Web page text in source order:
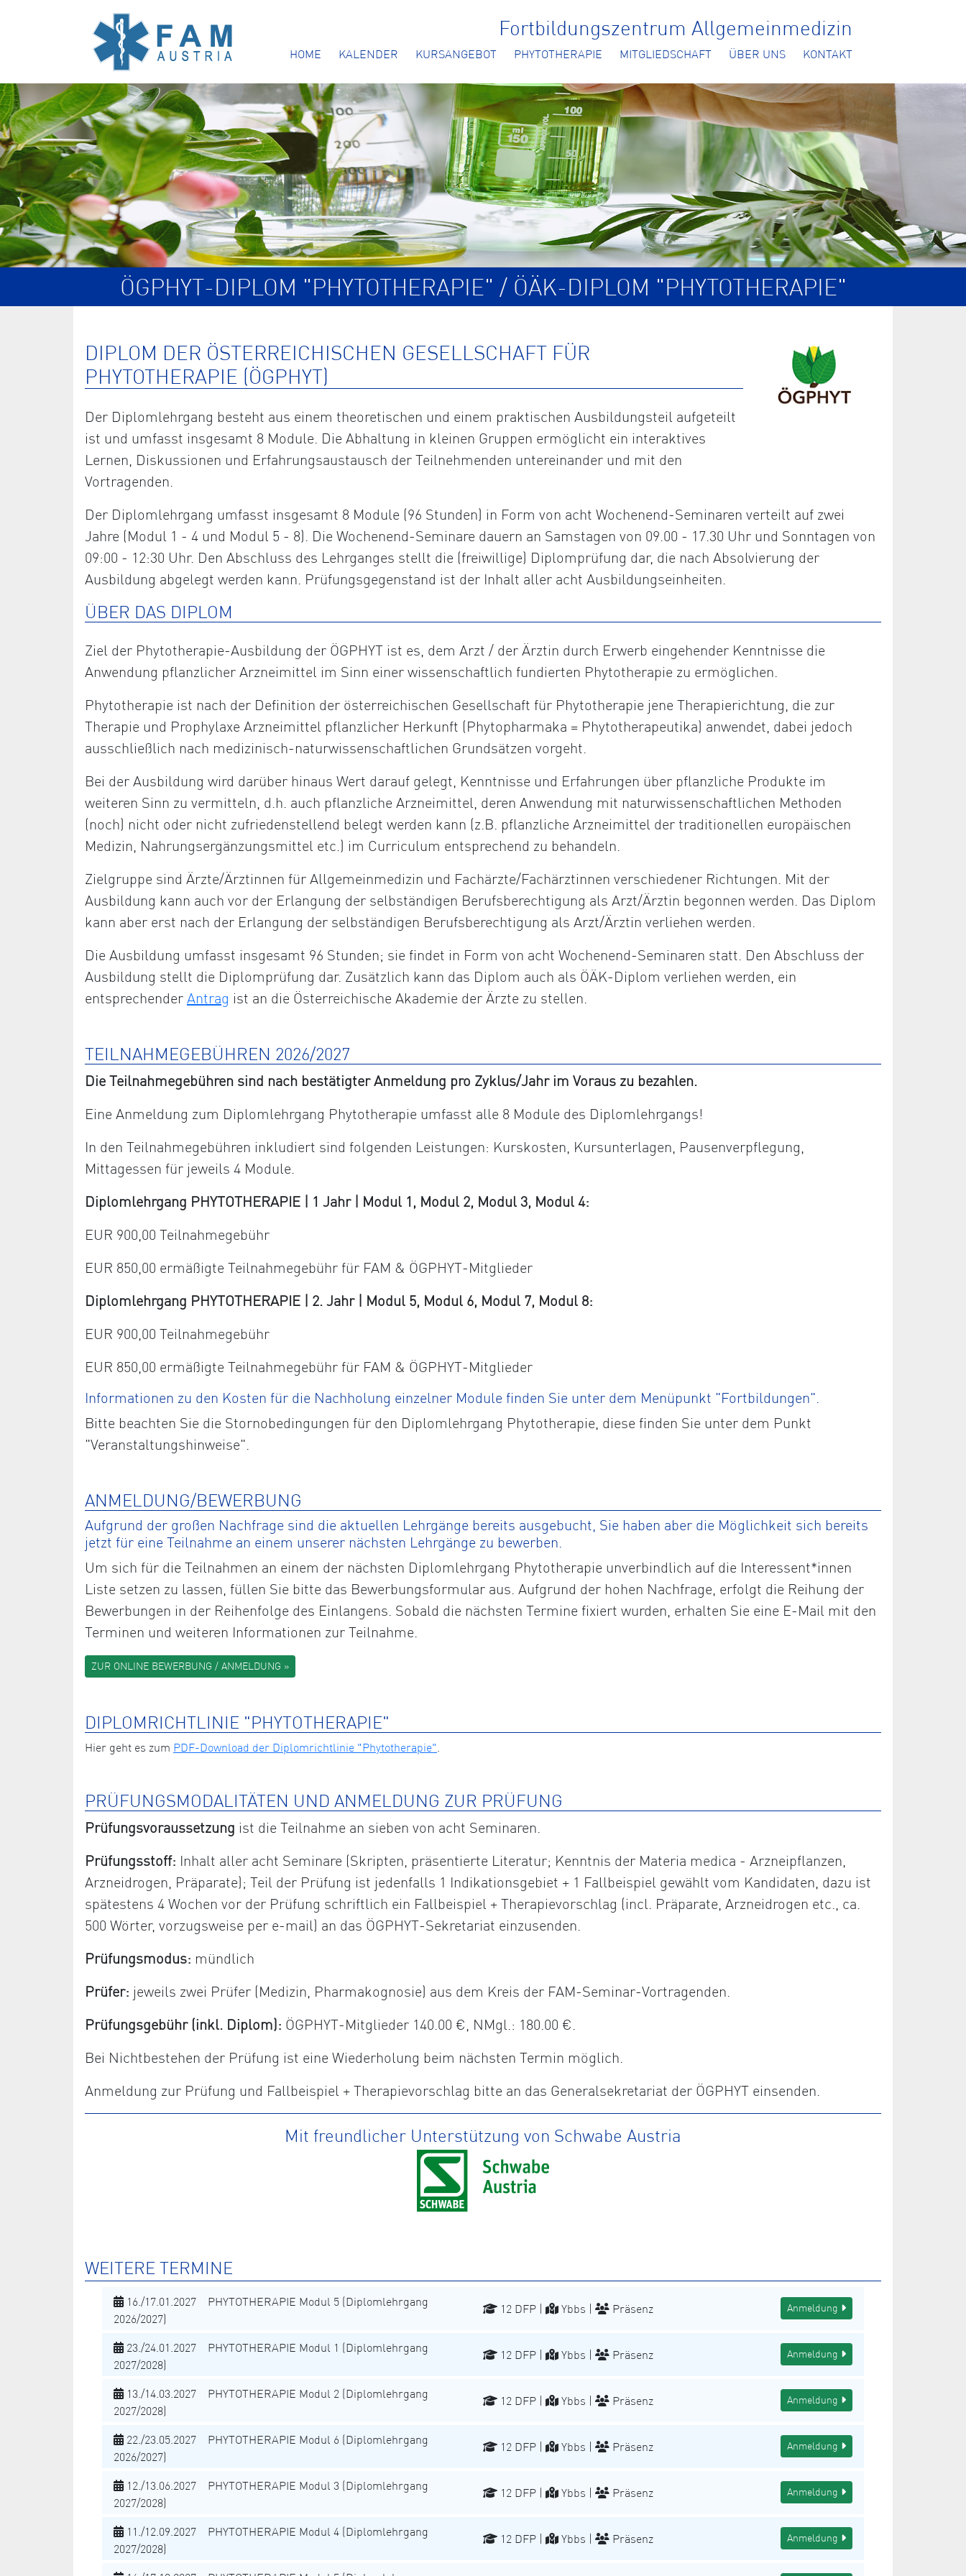
Fortbildungszentrum Allgemeinmedizin
HOME KALENDER KURSANGEBOT PHYTOTHERAPIE MITGLIEDSCHAFT ÜBER UNS KONTAKT
ÖGPHYT-DIPLOM "PHYTOTHERAPIE" / ÖÄK-DIPLOM "PHYTOTHERAPIE"
DIPLOM DER ÖSTERREICHISCHEN GESELLSCHAFT FÜR
PHYTOTHERAPIE (ÖGPHYT)
Der Diplomlehrgang besteht aus einem theoretischen und einem praktischen Ausbildungsteil aufgeteilt
ist und umfasst insgesamt 8 Module. Die Abhaltung in kleinen Gruppen ermöglicht ein interaktives
Lernen, Diskussionen und Erfahrungsaustausch der Teilnehmenden untereinander und mit den
Vortragenden.
Der Diplomlehrgang umfasst insgesamt 8 Module (96 Stunden) in Form von acht Wochenend-Seminaren verteilt auf zwei
Jahre (Modul 1 - 4 und Modul 5 - 8). Die Wochenend-Seminare dauern an Samstagen von 09.00 - 17.30 Uhr und Sonntagen von
09:00 - 12:30 Uhr. Den Abschluss des Lehrganges stellt die (freiwillige) Diplomprüfung dar, die nach Absolvierung der
Ausbildung abgelegt werden kann. Prüfungsgegenstand ist der Inhalt aller acht Ausbildungseinheiten.
ÜBER DAS DIPLOM
Ziel der Phytotherapie-Ausbildung der ÖGPHYT ist es, dem Arzt / der Ärztin durch Erwerb eingehender Kenntnisse die
Anwendung pflanzlicher Arzneimittel im Sinn einer wissenschaftlich fundierten Phytotherapie zu ermöglichen.
Phytotherapie ist nach der Definition der österreichischen Gesellschaft für Phytotherapie jene Therapierichtung, die zur
Therapie und Prophylaxe Arzneimittel pflanzlicher Herkunft (Phytopharmaka = Phytotherapeutika) anwendet, dabei jedoch
ausschließlich nach medizinisch-naturwissenschaftlichen Grundsätzen vorgeht.
Bei der Ausbildung wird darüber hinaus Wert darauf gelegt, Kenntnisse und Erfahrungen über pflanzliche Produkte im
weiteren Sinn zu vermitteln, d.h. auch pflanzliche Arzneimittel, deren Anwendung mit naturwissenschaftlichen Methoden
(noch) nicht oder nicht zufriedenstellend belegt werden kann (z.B. pflanzliche Arzneimittel der traditionellen europäischen
Medizin, Nahrungsergänzungsmittel etc.) im Curriculum entsprechend zu behandeln.
Zielgruppe sind Ärzte/Ärztinnen für Allgemeinmedizin und Fachärzte/Fachärztinnen verschiedener Richtungen. Mit der
Ausbildung kann auch vor der Erlangung der selbständigen Berufsberechtigung als Arzt/Ärztin begonnen werden. Das Diplom
kann aber erst nach der Erlangung der selbständigen Berufsberechtigung als Arzt/Ärztin verliehen werden.
Die Ausbildung umfasst insgesamt 96 Stunden; sie findet in Form von acht Wochenend-Seminaren statt. Den Abschluss der
Ausbildung stellt die Diplomprüfung dar. Zusätzlich kann das Diplom auch als ÖÄK-Diplom verliehen werden, ein
entsprechender Antrag ist an die Österreichische Akademie der Ärzte zu stellen.
TEILNAHMEGEBÜHREN 2026/2027
Die Teilnahmegebühren sind nach bestätigter Anmeldung pro Zyklus/Jahr im Voraus zu bezahlen.
Eine Anmeldung zum Diplomlehrgang Phytotherapie umfasst alle 8 Module des Diplomlehrgangs!
In den Teilnahmegebühren inkludiert sind folgenden Leistungen: Kurskosten, Kursunterlagen, Pausenverpflegung,
Mittagessen für jeweils 4 Module.
Diplomlehrgang PHYTOTHERAPIE | 1 Jahr | Modul 1, Modul 2, Modul 3, Modul 4:
EUR 900,00 Teilnahmegebühr
EUR 850,00 ermäßigte Teilnahmegebühr für FAM & ÖGPHYT-Mitglieder
Diplomlehrgang PHYTOTHERAPIE | 2. Jahr | Modul 5, Modul 6, Modul 7, Modul 8:
EUR 900,00 Teilnahmegebühr
EUR 850,00 ermäßigte Teilnahmegebühr für FAM & ÖGPHYT-Mitglieder
Informationen zu den Kosten für die Nachholung einzelner Module finden Sie unter dem Menüpunkt "Fortbildungen".
Bitte beachten Sie die Stornobedingungen für den Diplomlehrgang Phytotherapie, diese finden Sie unter dem Punkt
"Veranstaltungshinweise".
ANMELDUNG/BEWERBUNG
Aufgrund der großen Nachfrage sind die aktuellen Lehrgänge bereits ausgebucht, Sie haben aber die Möglichkeit sich bereits
jetzt für eine Teilnahme an einem unserer nächsten Lehrgänge zu bewerben.
Um sich für die Teilnahmen an einem der nächsten Diplomlehrgang Phytotherapie unverbindlich auf die Interessent*innen
Liste setzen zu lassen, füllen Sie bitte das Bewerbungsformular aus. Aufgrund der hohen Nachfrage, erfolgt die Reihung der
Bewerbungen in der Reihenfolge des Einlangens. Sobald die nächsten Termine fixiert wurden, erhalten Sie eine E-Mail mit den
Terminen und weiteren Informationen zur Teilnahme.
ZUR ONLINE BEWERBUNG / ANMELDUNG »
DIPLOMRICHTLINIE "PHYTOTHERAPIE"
Hier geht es zum PDF-Download der Diplomrichtlinie "Phytotherapie"
PRÜFUNGSMODALITÄTEN UND ANMELDUNG ZUR PRÜFUNG
Prüfungsvoraussetzung ist die Teilnahme an sieben von acht Seminaren.
Prüfungsstoff: Inhalt aller acht Seminare (Skripten, präsentierte Literatur; Kenntnis der Materia medica - Arzneipflanzen,
Arzneidrogen, Präparate); Teil der Prüfung ist jedenfalls 1 Indikationsgebiet + 1 Fallbeispiel gewählt vom Kandidaten, dazu ist
spätestens 4 Wochen vor der Prüfung schriftlich ein Fallbeispiel + Therapievorschlag (incl. Präparate, Arzneidrogen etc., ca.
500 Wörter, vorzugsweise per e-mail) an das ÖGPHYT-Sekretariat einzusenden.
Prüfungsmodus: mündlich
Prüfer: jeweils zwei Prüfer (Medizin, Pharmakognosie) aus dem Kreis der FAM-Seminar-Vortragenden.
Prüfungsgebühr (inkl. Diplom): ÖGPHYT-Mitglieder 140.00 €, NMgl.: 180.00 €.
Bei Nichtbestehen der Prüfung ist eine Wiederholung beim nächsten Termin möglich.
Anmeldung zur Prüfung und Fallbeispiel + Therapievorschlag bitte an das Generalsekretariat der ÖGPHYT einsenden.
Mit freundlicher Unterstützung von Schwabe Austria
WEITERE TERMINE
16./17.01.2027 PHYTOTHERAPIE Modul 5 (Diplomlehrgang
2026/2027)
12 DFP | Ybbs | Präsenz Anmeldung
23./24.01.2027 PHYTOTHERAPIE Modul 1 (Diplomlehrgang
2027/2028)
12 DFP | Ybbs | Präsenz Anmeldung
13./14.03.2027 PHYTOTHERAPIE Modul 2 (Diplomlehrgang
2027/2028)
12 DFP | Ybbs | Präsenz Anmeldung
22./23.05.2027 PHYTOTHERAPIE Modul 6 (Diplomlehrgang
2026/2027)
12 DFP | Ybbs | Präsenz Anmeldung
12./13.06.2027 PHYTOTHERAPIE Modul 3 (Diplomlehrgang
2027/2028)
12 DFP | Ybbs | Präsenz Anmeldung
11./12.09.2027 PHYTOTHERAPIE Modul 4 (Diplomlehrgang
2027/2028)
12 DFP | Ybbs | Präsenz Anmeldung